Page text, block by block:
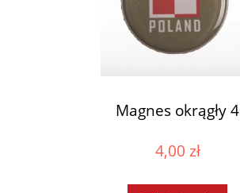
Magnes okrągły 4
4,00 zł